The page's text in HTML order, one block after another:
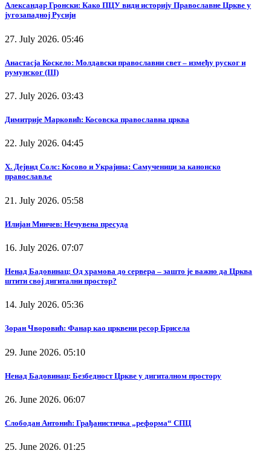
Александар Гронски: Како ПЦУ види историју Православне Цркве у
југозападној Русији
27. July 2026. 05:46
Анастасја Коскело: Молдавски православни свет – између руског и
румунског (III)
27. July 2026. 03:43
Димитрије Марковић: Косовска православна црква
22. July 2026. 04:45
Х. Дејвид Солс: Косово и Украјина: Самученици за канонско
православље
21. July 2026. 05:58
Илијан Минчев: Нечувена пресуда
16. July 2026. 07:07
Ненад Бадовинац: Од храмова до сервера – зашто је важно да Црква
штити свој дигитални простор?
14. July 2026. 05:36
Зоран Чворовић: Фанар као црквени ресор Брисела
29. June 2026. 05:10
Ненад Бадовинац: Безбедност Цркве у дигиталном простору
26. June 2026. 06:07
Слободан Антонић: Грађанистичка „реформа“ СПЦ
25. June 2026. 01:25